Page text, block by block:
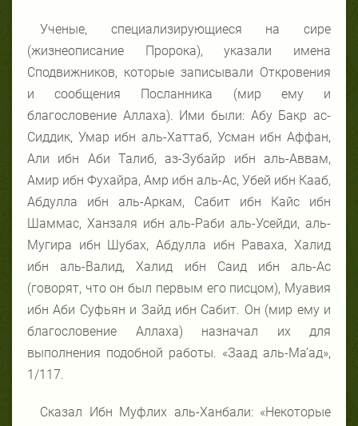
Ученые, специализирующиеся на сире
(жизнеописание Пророка), указали имена
Сподвижников, которые записывали Откровения
и сообщения Посланника (мир ему и
благословение Аллаха). Ими были: Абу Бакр ас-
Сиддик, Умар ибн аль-Хаттаб, Усман ибн Аффан,
Али ибн Аби Талиб, аз-Зубайр ибн аль-Аввам,
Амир ибн Фухайра, Амр ибн аль-Ас, Убей ибн Кааб,
Абдулла ибн аль-Аркам, Сабит ибн Кайс ибн
Шаммас, Ханзаля ибн аль-Раби аль-Усейди, аль-
Мугира ибн Шубах, Абдулла ибн Раваха, Халид
ибн аль-Валид, Халид ибн Саид ибн аль-Ас
(говорят, что он был первым его писцом), Муавия
ибн Аби Суфьян и Зайд ибн Сабит. Он (мир ему и
благословение Аллаха) назначал их для
выполнения подобной работы. «Заад аль-Ма’ад»,
1/117.
Сказал Ибн Муфлих аль-Ханбали: «Некоторые